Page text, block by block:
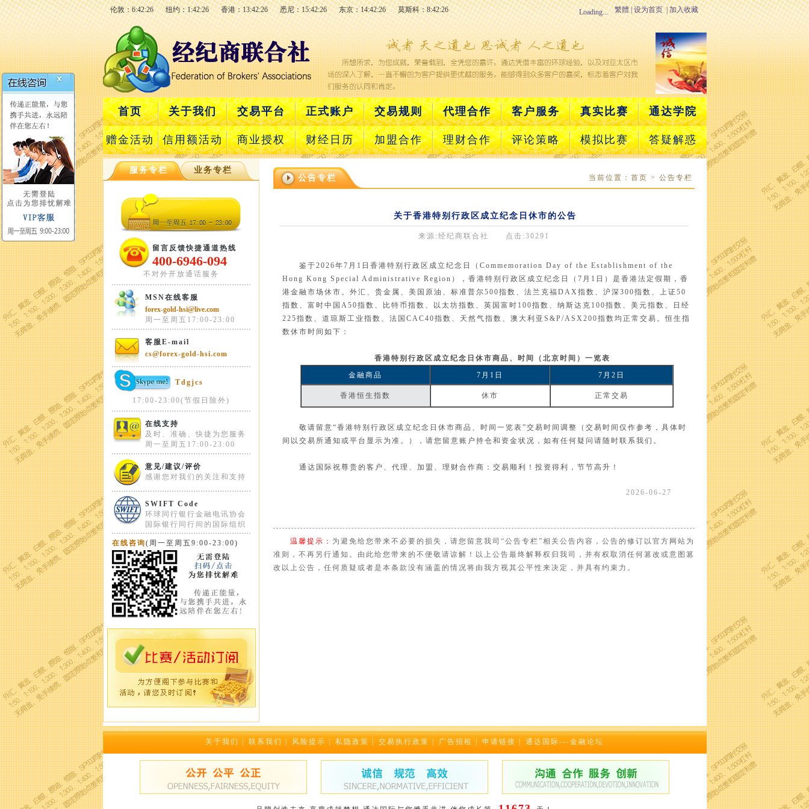
伦敦：6:42:26 纽约：1:42:26 香港：13:42:26 悉尼：15:42:26 东京：14:42:26 莫斯科：8:42:26 |加入收藏
|设为首页
繁體
Loading...
首页 关于我们 交易平台 正式账户 交易规则 代理合作 客户服务 真实比赛 通达学院
赠金活动 信用额活动 商业授权 财经日历 加盟合作 理财合作 评论策略 模拟比赛 答疑解惑
服务专栏 业务专栏
留言反馈快捷通道热线
400-6946-094
不对外开放通话服务
MSN在线客服
forex-gold-hsi@live.com
周一至周五17:00-23:00
客服E-mail
cs@forex-gold-hsi.com
Tdgjcs
17:00-23:00(节假日除外)
在线支持
及时、准确、快捷为您服务
周一至周五17:00-23:00
意见/建议/评价
感谢您对我们的关注和支持
SWIFT Code
环球同行银行金融电讯协会
国际银行同行间的国际组织
在线咨询(周一至周五9:00-23:00)
公告专栏 当前位置： 首页 > 公告专栏
关于香港特别行政区成立纪念日休市的公告
来源:经纪商联合社 点击:30291
鉴于2026年7月1日香港特别行政区成立纪念日（Commemoration Day of the Establishment of the
Hong Kong Special Administrative Region），香港特别行政区成立纪念日（7月1日）是香港法定假期，香
港金融市场休市。外汇、贵金属、美国原油、标准普尔500指数、法兰克福DAX指数、沪深300指数、上证50
指数、富时中国A50指数、比特币指数、以太坊指数、英国富时100指数、纳斯达克100指数、美元指数、日经
225指数、道琼斯工业指数、法国CAC40指数、天然气指数、澳大利亚S&P/ASX200指数均正常交易。恒生指
数休市时间如下：
香港特别行政区成立纪念日休市商品、时间（北京时间）一览表
金融商品
7月1日 7月2日
香港恒生指数 休市 正常交易
敬请留意“香港特别行政区成立纪念日 休市商品、时间一览表”交易时间调整（交易时间仅作参考，具体时
间以交易所通知或平台显示为准。），请您留意账户持仓和资金状况，如有任何疑问请随时联系我们。
通达国际祝尊贵的客户、代理、加盟、理财合作商：交易顺利！投资得利，节节高升！
2026-06-27
温馨提示： 为避免给您带来不必要的损失，请您留意我司“公告专栏”相关公告内容，公告的修订以官方网站为
准则，不再另行通知。由此给您带来的不便敬请谅解！以上公告最终解释权归我司，并有权取消任何篡改或意图篡
改以上公告，任何质疑或者是本条款没有涵盖的情况将由我方视其公平性来决定，并具有约束力。
关于我们 联系我们 风险提示 私隐政策 交易执行政策 广告招租 申请链接 通达国际---金融论坛